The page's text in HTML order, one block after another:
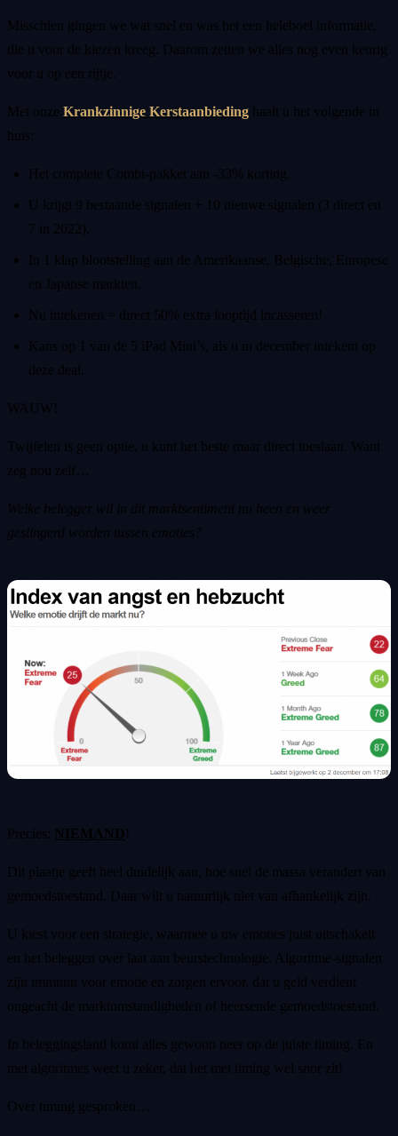
Misschien gingen we wat snel en was het een heleboel informatie,
die u voor de kiezen kreeg. Daarom zetten we alles nog even keurig
voor u op een rijtje.
Met onze Krankzinnige Kerstaanbieding haalt u het volgende in
huis:
Het complete Combi-pakket aan -33% korting.
U krijgt 9 bestaande signalen + 10 nieuwe signalen (3 direct en
7 in 2022).
In 1 klap blootstelling aan de Amerikaanse, Belgische, Europese
en Japanse markten.
Nu intekenen = direct 50% extra looptijd incasseren!
Kans op 1 van de 5 iPad Mini’s, als u in december intekent op
deze deal.
WAUW!
Twijfelen is geen optie, u kunt het beste maar direct toeslaan. Want
zeg nou zelf…
Welke belegger wil in dit marktsentiment nu heen en weer
geslingerd worden tussen emoties?
Precies: NIEMAND !
Dit plaatje geeft heel duidelijk aan, hoe snel de massa verandert van
gemoedstoestand. Daar wilt u natuurlijk niet van afhankelijk zijn.
U kiest voor een strategie, waarmee u uw emoties juist uitschakelt
en het beleggen over laat aan beurstechnologie. Algoritme-signalen
zijn immuun voor emotie en zorgen ervoor, dat u geld verdient
ongeacht de marktomstandigheden of heersende gemoedstoestand.
In beleggingsland komt alles gewoon neer op de juiste timing. En
met algoritmes weet u zeker, dat het met timing wel snor zit!
Over timing gesproken…